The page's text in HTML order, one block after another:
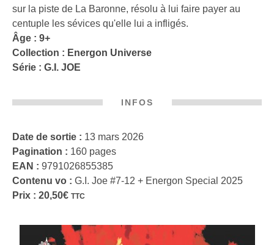
sur la piste de La Baronne, résolu à lui faire payer au
centuple les sévices qu'elle lui a infligés.
Âge : 9+
Collection : Energon Universe
Série : G.I. JOE
INFOS
Date de sortie : 13 mars 2026
Pagination : 160 pages
EAN : 9791026855385
Contenu vo : G.I. Joe #7-12 + Energon Special 2025
Prix : 20,50€ TTC